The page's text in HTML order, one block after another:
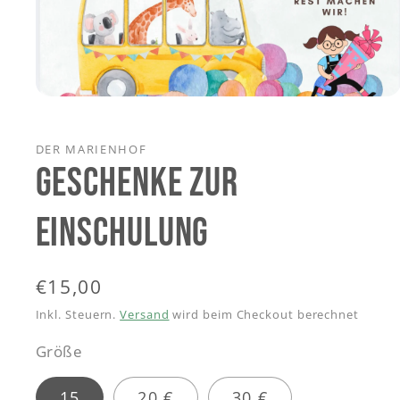
öffnen
DER MARIENHOF
GESCHENKE ZUR
EINSCHULUNG
Normaler
Preis
€15,00
Inkl. Steuern.Versand wird beim Checkout berechnet
Größe